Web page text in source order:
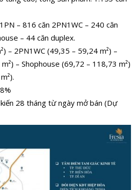
– 816 căn 2PN1WC – 240 căn
– 44 căn duplex.
– 2PN1WC (49,35 – 59,24 m²) –
– Shophouse (69,72 – 118,73 m²)
28 tháng từ ngày mở bán (Dự